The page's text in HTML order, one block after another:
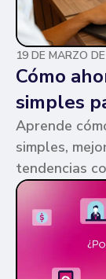
19 DE MARZO
Cómo
simples
Aprende
simples,
tendencias
pueden